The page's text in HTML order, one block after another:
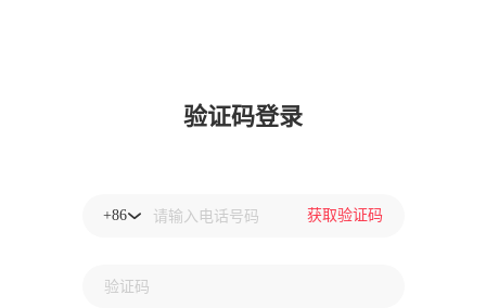
验证码登录
+86 请输入电话号码 获取验证码
验证码